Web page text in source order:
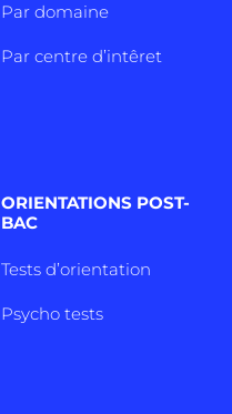
Par domaine
Par centre d’intêret
ORIENTATIONS POST-
BAC
Tests d’orientation
Psycho tests